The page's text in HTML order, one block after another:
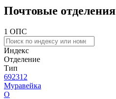
Почтовые отделения
1 ОПС
Индекс
Отделение
Тип
692312
Муравейка
О